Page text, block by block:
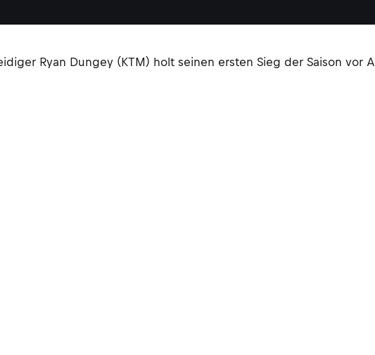
Ryan Dungey (KTM) holt seinen ersten Sieg der Saison vor